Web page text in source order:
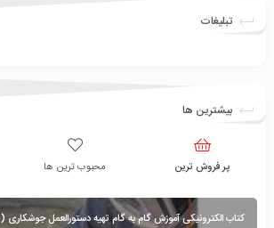
تبلیغات
بیشترین ها
پر فروش ترین محبوب ترین ها
کتاب الکترونیکی آموزش گام به گام تهیه دستورالعمل جوشکاری (WPS)